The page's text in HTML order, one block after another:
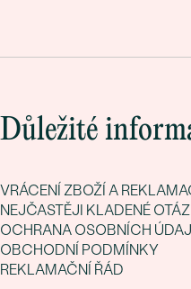
Důležité
VRÁCENÍ ZBOŽÍ A
NEJČASTĚJI KLADENÉ
OCHRANA OSOBNÍCH
OBCHODNÍ PODMÍNKY
REKLAMAČNÍ ŘÁD